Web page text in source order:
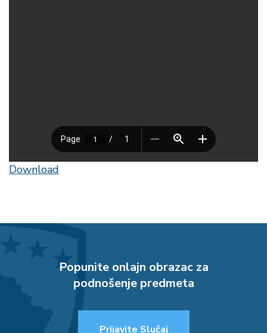
Download
Popunite onlajn obrazac za
podnošenje predmeta
Prijavite Slučaj